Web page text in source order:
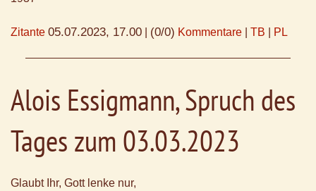
Zitante 05.07.2023, 17.00 (0/0) Kommentare TB PL
Alois Essigmann, Spruch des
Tages zum 03.03.2023
Glaubt Ihr, Gott lenke nur,